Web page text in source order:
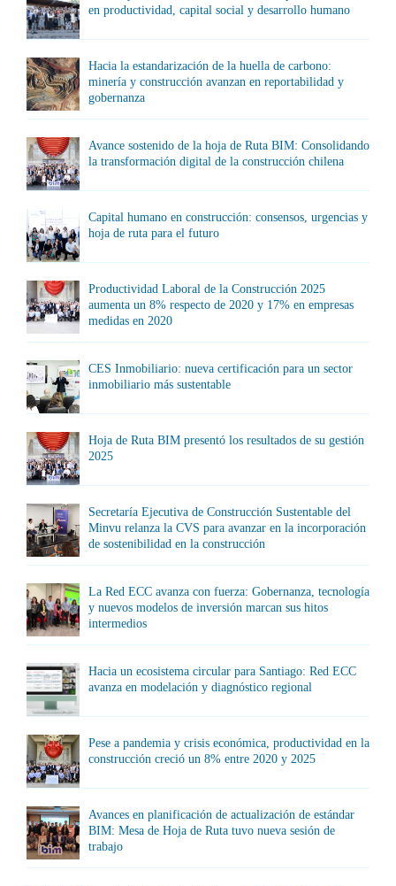
en productividad, capital social y desarrollo humano
Hacia la estandarización de la huella de carbono:
minería y construcción avanzan en reportabilidad y
gobernanza
Avance sostenido de la hoja de Ruta BIM: Consolidando
la transformación digital de la construcción chilena
Capital humano en construcción: consensos, urgencias y
hoja de ruta para el futuro
Productividad Laboral de la Construcción 2025
aumenta un 8% respecto de 2020 y 17% en empresas
medidas en 2020
CES Inmobiliario: nueva certificación para un sector
inmobiliario más sustentable
Hoja de Ruta BIM presentó los resultados de su gestión
2025
Secretaría Ejecutiva de Construcción Sustentable del
Minvu relanza la CVS para avanzar en la incorporación
de sostenibilidad en la construcción
La Red ECC avanza con fuerza: Gobernanza, tecnología
y nuevos modelos de inversión marcan sus hitos
intermedios
Hacia un ecosistema circular para Santiago: Red ECC
avanza en modelación y diagnóstico regional
Pese a pandemia y crisis económica, productividad en la
construcción creció un 8% entre 2020 y 2025
Avances en planificación de actualización de estándar
BIM: Mesa de Hoja de Ruta tuvo nueva sesión de
trabajo